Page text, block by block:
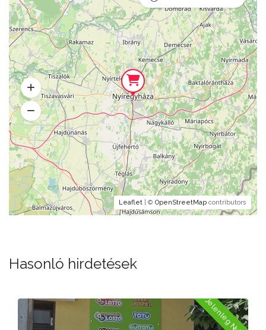
Leaflet | © OpenStreetMap contributors
Hasonló hirdetések
Jelenleg Nyitva